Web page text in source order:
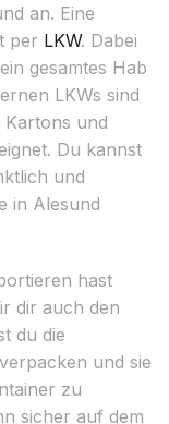
an. Eine
per LKW. Dabei
gesamtes Hab
LKWs sind
und
Du kannst
und
in Alesund
hast
dir auch den
du die
und sie
zu
sicher auf dem